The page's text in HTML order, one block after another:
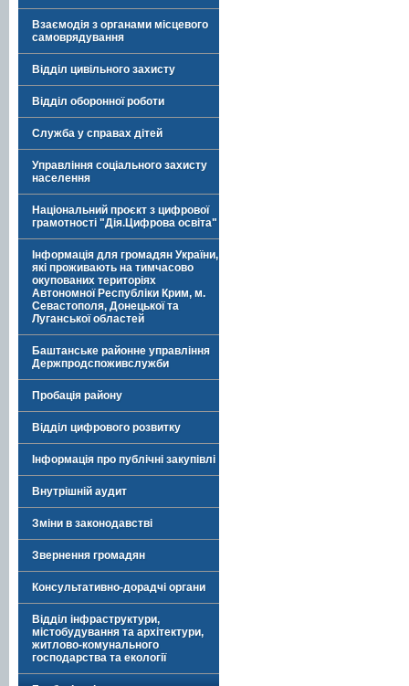
Взаємодія з органами місцевого
самоврядування
Відділ цивільного захисту
Відділ оборонної роботи
Служба у справах дітей
Управління соціального захисту
населення
Національний проєкт з цифрової
грамотності "Дія.Цифрова освіта"
Інформація для громадян України,
які проживають на тимчасово
окупованих територіях
Автономної Республіки Крим, м.
Севастополя, Донецької та
Луганської областей
Баштанське районне управління
Держпродспоживслужби
Пробація району
Відділ цифрового розвитку
Інформація про публічні закупівлі
Внутрішній аудит
Зміни в законодавстві
Звернення громадян
Консультативно-дорадчі органи
Відділ інфраструктури,
містобудування та архітектури,
житлово-комунального
господарства та екології